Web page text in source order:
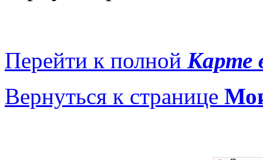
Перейти к полной Карте
Вернуться к странице